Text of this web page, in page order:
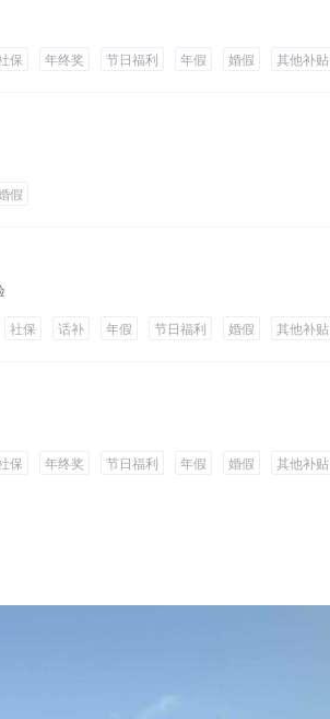
保 年终奖 节日福利 年假 婚假 其他补贴
假
社保 话补 年假 节日福利 婚假 其他补贴
保 年终奖 节日福利 年假 婚假 其他补贴